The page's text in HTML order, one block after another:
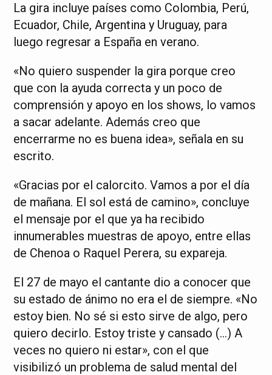
La gira incluye países como Colombia, Perú,
Ecuador, Chile, Argentina y Uruguay, para
luego regresar a España en verano.
«No quiero suspender la gira porque creo
que con la ayuda correcta y un poco de
comprensión y apoyo en los shows, lo vamos
a sacar adelante. Además creo que
encerrarme no es buena idea», señala en su
escrito.
«Gracias por el calorcito. Vamos a por el día
de mañana. El sol está de camino», concluye
el mensaje por el que ya ha recibido
innumerables muestras de apoyo, entre ellas
de Chenoa o Raquel Perera, su expareja.
El 27 de mayo el cantante dio a conocer que
su estado de ánimo no era el de siempre. «No
estoy bien. No sé si esto sirve de algo, pero
quiero decirlo. Estoy triste y cansado (…) A
veces no quiero ni estar», con el que
visibilizó un problema de salud mental del